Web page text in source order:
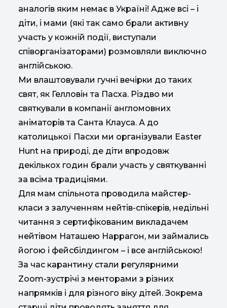
аналогів яким немає в Україні! Адже всі – і
діти, і мами (які так само брали активну
участь у кожній події, виступали
співорганізаторами) розмовляли виключно
англійською.
Ми влаштовували гучні вечірки до таких
свят, як Гелловін та Пасха. Різдво ми
святкували в компанії англомовних
аніматорів та Санта Клауса. А до
католицької Пасхи ми організували Easter
Hunt на природі, де діти впродовж
декількох годин брали участь у святкуванні
за всіма традиціями.
Для мам спільнота проводила майстер-
класи з залученням нейтів-спікерів, недільні
читання з сертифікованим викладачем
нейтівом Наташею Наррагон, ми займались
йогою і фейсбілдингом – і все англійською!
За час карантину стали регулярними
Zoom-зустрічі з менторами з різних
напрямків і для різного віку дітей. Зокрема